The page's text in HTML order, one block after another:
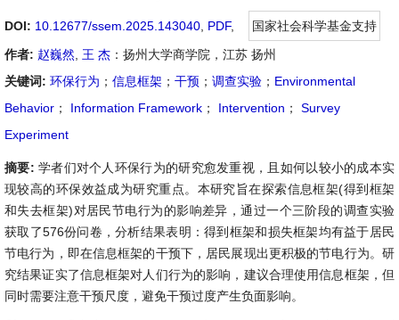
DOI: 10.12677/ssem.2025.143040 PDF,
国家社会科学基金支持
作者: 赵巍然 王 杰 ：扬州大学商学院，江苏 扬州
关键词: 环保行为 ； 信息框架 ； 干预 ； 调查实验 ； Environmental
Behavior ； Information Framework ； Intervention ；
Survey
Experiment
摘要: 学者们对个人环保行为的研究愈发重视，且如何以较小的成本实
现较高的环保效益成为研究重点。本研究旨在探索信息框架(得到框架
和失去框架)对居民节电行为的影响差异，通过一个三阶段的调查实验
获取了576份问卷，分析结果表明：得到框架和损失框架均有益于居民
节电行为，即在信息框架的干预下，居民展现出更积极的节电行为。研
究结果证实了信息框架对人们行为的影响，建议合理使用信息框架，但
同时需要注意干预尺度，避免干预过度产生负面影响。